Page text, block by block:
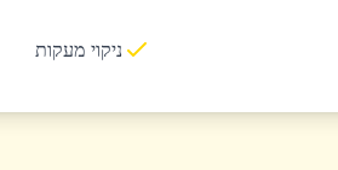
ניקוי מעקות